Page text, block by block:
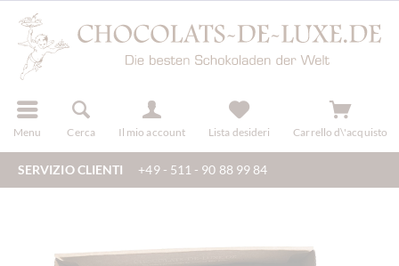
Menu Cerca Il mio account
registra Lista desideri Carrello d\'acquisto
SERVIZIO CLIENTI +49 - 511 - 90 88 99 84